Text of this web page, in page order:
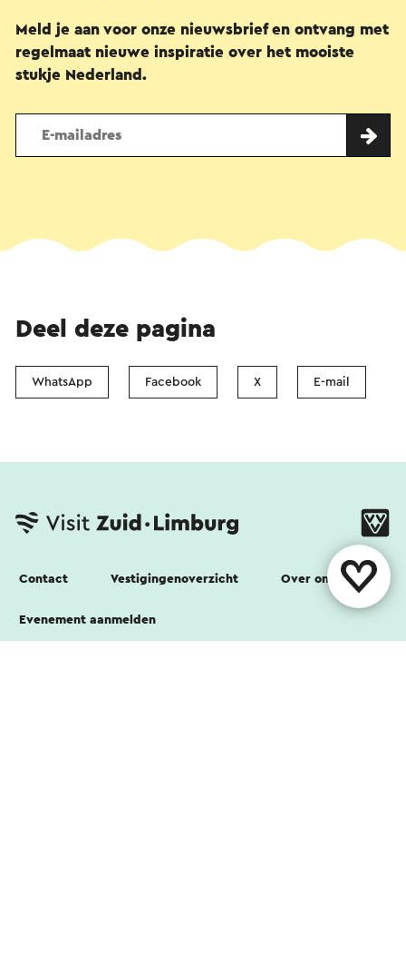
Meld je aan voor onze nieuwsbrief en ontvang met
regelmaat nieuwe inspiratie over het mooiste
stukje Nederland.
Deel deze pagina
WhatsApp Facebook X E-mail
Contact Vestigingenoverzicht Over ons
Evenement aanmelden